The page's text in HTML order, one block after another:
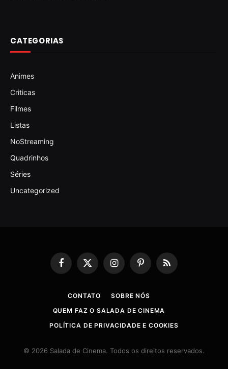
CATEGORIAS
Animes
Criticas
Filmes
Listas
NoStreaming
Quadrinhos
Séries
Uncategorized
Facebook
X
(Twitter)
InstagramPinterestRSS
CONTATO
SOBRE NÓS
QUEM FAZ O SALADA DE CINEMA
POLÍTICA DE PRIVACIDADE E COOKIES
© 2026 Salada de Cinema. Todos os direitos reservados.